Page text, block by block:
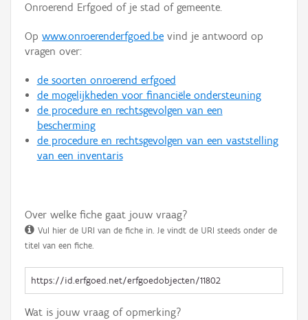
Aanmelden
Onroerend Erfgoed of je stad of gemeente.
Op www.onroerenderfgoed.be vind je antwoord op
vragen over:
de soorten onroerend erfgoed
de mogelijkheden voor financiële ondersteuning
de procedure en rechtsgevolgen van een
bescherming
de procedure en rechtsgevolgen van een vaststelling
van een inventaris
Over welke fiche gaat jouw vraag?
Vul hier de URI van de fiche in. Je vindt de URI steeds onder de
titel van een fiche.
Wat is jouw vraag of opmerking?